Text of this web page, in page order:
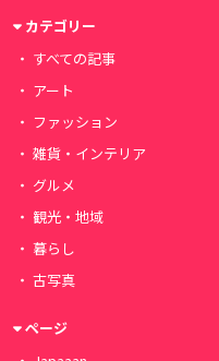
カテゴリー
すべての記事
アート
ファッション
雑貨・インテリア
グルメ
観光・地域
暮らし
古写真
ページ